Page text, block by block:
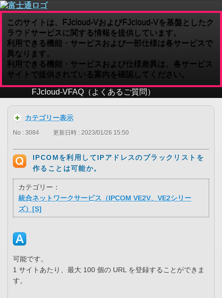
このサイトは、FJcloud-VおよびFJcloud-Vを基盤としたク
ラウドサービスに関する情報を提供しています。
利用できる機能・サービスおよび一部仕様は各サービスで
異なります。
利用できる機能・サービスおよび仕様差異は、各サービス
サイトで提供されている案内を確認してください。
FJcloud-VFAQ（よくあるご質問）
カテゴリー表示
No : 3084 更新日時 : 2023/01/26 15:50
IPCOMを利用してIPアドレスのブラックリストを
作ることは可能か。
カテゴリー：
統合ネットワークサービス（IPCOM VE2V、VE2シリー
ズ）[S]
可能です。
1 サイトあたり、最大 100 個の URL を登録することができま
す。